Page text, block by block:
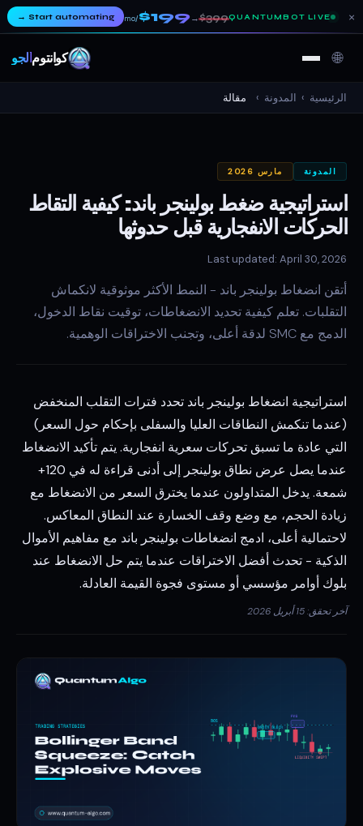
QUANTUMBOT LIVE
$399
→
$199
/mo
Start automating
→ ×
كوانتومألجو 🌐
الرئيسية › المدونة › مقالة
المدونة مارس 2026
استراتيجية ضغط بولينجر باند: كيفية التقاط
الحركات الانفجارية قبل حدوثها
Last updated: April 30, 2026
أتقن انضغاط بولينجر باند - النمط الأكثر موثوقية لانكماش
التقلبات. تعلم كيفية تحديد الانضغاطات، توقيت نقاط الدخول،
الدمج مع SMC لدقة أعلى، وتجنب الاختراقات الوهمية.
استراتيجية انضغاط بولينجر باند تحدد فترات التقلب المنخفض
(عندما تنكمش النطاقات العليا والسفلى بإحكام حول السعر)
التي عادة ما تسبق تحركات سعرية انفجارية. يتم تأكيد الانضغاط
عندما يصل عرض نطاق بولينجر إلى أدنى قراءة له في 120+
شمعة. يدخل المتداولون عندما يخترق السعر من الانضغاط مع
زيادة الحجم، مع وضع وقف الخسارة عند النطاق المعاكس.
لاحتمالية أعلى، ادمج انضغاطات بولينجر باند مع مفاهيم الأموال
الذكية - تحدث أفضل الاختراقات عندما يتم حل الانضغاط عند
بلوك أوامر مؤسسي أو مستوى فجوة القيمة العادلة.
آخر تحقق: 15 أبريل 2026